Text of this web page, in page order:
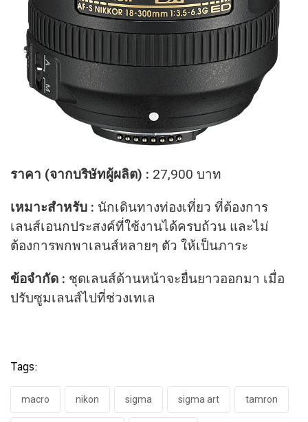
ราคา (จากบริษัทผู้ผลิต) : 27,900 บาท
เหมาะสำหรับ : นักเดินทางท่องเที่ยว ที่ต้องการ
เลนส์เอนกประสงค์ที่ใช้งานได้ครบถ้วน และไม่
ต้องการพกพาเลนส์หลายๆ ตัว ให้เป็นภาระ
ข้อจำกัด : ชุดเลนส์ด้านหน้าจะยื่นยาวออกมา เมื่อ
ปรับซูมเลนส์ไปที่ช่วงเทเล
Tags:
macro nikon sigma sigma art tamron